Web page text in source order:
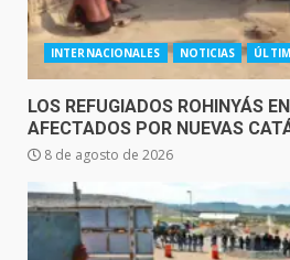
INTERNACIONALES NOTICIAS
LOS REFUGIADOS ROHINYÁS
AFECTADOS POR NUEVAS
8 de agosto de 2026